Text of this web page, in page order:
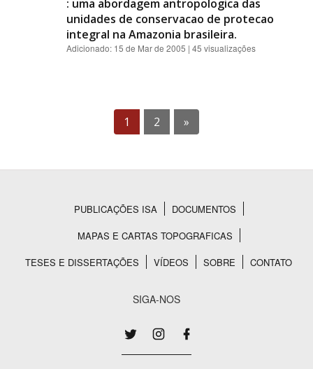
: uma abordagem antropologica das
unidades de conservacao de protecao
integral na Amazonia brasileira.
Adicionado: 15 de Mar de 2005 | 45 visualizações
1 2 »
Rodapé
PUBLICAÇÕES ISA
DOCUMENTOS
MAPAS E CARTAS TOPOGRAFICAS
TESES E DISSERTAÇÕES
VÍDEOS SOBRE CONTATO
SIGA-NOS